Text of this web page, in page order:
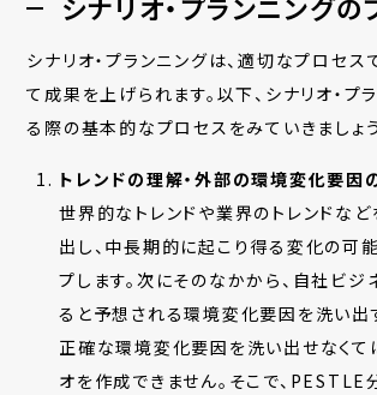
シナリオ・プランニングは、適切なプロセス
て成果を上げられます。以下、シナリオ・プ
る際の基本的なプロセスをみていきましょう
トレンドの理解・外部の環境変化要因
世界的なトレンドや業界のトレンドな
出し、中長期的に起こり得る変化の可
プします。次にそのなかから、自社ビ
ると予想される環境変化要因を洗い出
正確な環境変化要因を洗い出せなくて
オを作成できません。そこで、PESTLE